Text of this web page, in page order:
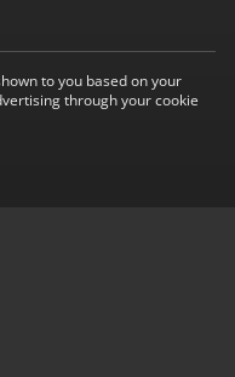
to you based on your
through your cookie